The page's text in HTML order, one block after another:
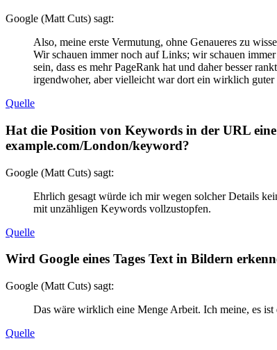
Google (Matt Cuts) sagt:
Also, meine erste Vermutung, ohne Genaueres zu
Wir schauen immer noch auf Links; wir schauen
sein, dass es mehr PageRank hat und daher besser
irgendwoher, aber vielleicht war dort ein wirklich
Quelle
Hat die Position von Keywords in der URL
example.com/London/keyword?
Google (Matt Cuts) sagt:
Ehrlich gesagt würde ich mir wegen solcher Details
mit unzähligen Keywords vollzustopfen.
Quelle
Wird Google eines Tages Text in Bildern
Google (Matt Cuts) sagt:
Das wäre wirklich eine Menge Arbeit. Ich meine, es
Quelle